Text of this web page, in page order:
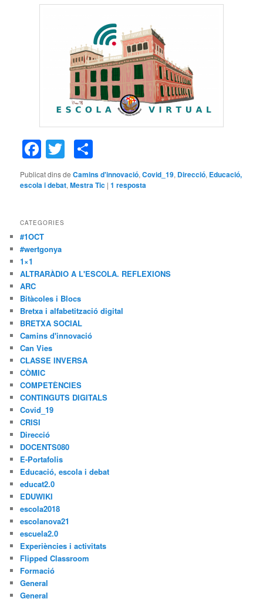
Facebook
Twitter
Publicat dins de Camins d'innovació,Covid_19, Direcció, Educació,
escola i debat,Mestra Tic |1 resposta
CATEGORIES
#1OCT
#wertgonya
1×1
ALTRARÀDIO A L'ESCOLA. REFLEXIONS
ARC
Bitàcoles i Blocs
Bretxa i alfabetització digital
BRETXA SOCIAL
Camins d'innovació
Can Vies
CLASSE INVERSA
CÒMIC
COMPETÈNCIES
CONTINGUTS DIGITALS
Covid_19
CRISI
Direcció
DOCENTS080
E-Portafolis
Educació, escola i debat
educat2.0
EDUWIKI
escola2018
escolanova21
escuela2.0
Experiències i activitats
Flipped Classroom
Formació
General
General